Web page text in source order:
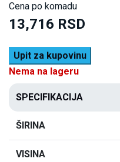
Cena po komadu
13,716 RSD
Upit za kupovinu
Nema na lageru
SPECIFIKACIJA
ŠIRINA
VISINA